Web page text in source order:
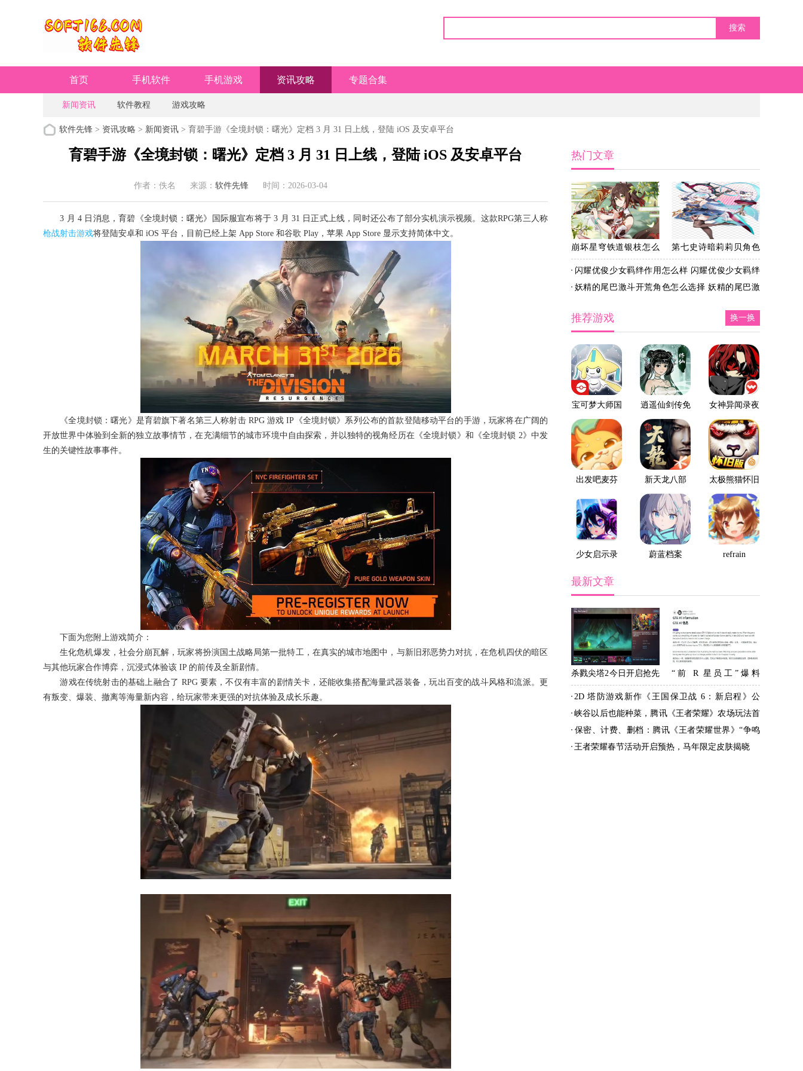
首页 手机软件 手机游戏 资讯攻略 专题合集
新闻资讯 软件教程 游戏攻略
软件先锋 > 资讯攻略 > 新闻资讯 > 育碧手游《全境封锁：曙光》定档 3 月 31 日上线，登陆 iOS 及安卓平台
育碧手游《全境封锁：曙光》定档 3 月 31 日上线，登陆 iOS 及安卓平台
作者：佚名 来源： 软件先锋 时间：2026-03-04
3 月 4 日消息，育碧《全境封锁：曙光》国际服宣布将于 3 月 31 日正式上线，同时还公布了部分实机演示视频。这款RPG第三人称
枪战射击游戏将登陆安卓和 iOS 平台，目前已经上架 App Store 和谷歌 Play，苹果 App Store 显示支持简体中文。
《全境封锁：曙光》是育碧旗下著名第三人称射击 RPG 游戏 IP《全境封锁》系列公布的首款登陆移动平台的手游，玩家将在广阔的
开放世界中体验到全新的独立故事情节，在充满细节的城市环境中自由探索，并以独特的视角经历在《全境封锁》和《全境封锁 2》中发
生的关键性故事事件。
下面为您附上游戏简介：
生化危机爆发，社会分崩瓦解，玩家将扮演国土战略局第一批特工，在真实的城市地图中，与新旧邪恶势力对抗，在危机四伏的暗区
与其他玩家合作博弈，沉浸式体验该 IP 的前传及全新剧情。
游戏在传统射击的基础上融合了 RPG 要素，不仅有丰富的剧情关卡，还能收集搭配海量武器装备，玩出百变的战斗风格和流派。更
有叛变、爆装、撤离等海量新内容，给玩家带来更强的对抗体验及成长乐趣。
热门文章
崩坏星穹铁道银枝怎么
配队 崩坏星穹铁道银枝
配队推荐
第七史诗暗莉莉贝角色
怎么培养 第七史诗暗莉
莉贝角色培养攻略
闪耀优俊少女羁绊作用怎么样 闪耀优俊少女羁绊
作用介绍
妖精的尾巴激斗开荒角色怎么选择 妖精的尾巴激
推荐游戏 换一换
宝可梦大师国
际服
逍遥仙剑传免
广告版
女神异闻录夜
幕魅影
出发吧麦芬 新天龙八部
太极熊猫怀旧
版
少女启示录 蔚蓝档案 refrain
最新文章
杀戮尖塔2今日开启抢先
体验，定位现代牌组构
建式肉鸽游戏
“前 R 星员工”爆料
《GTA 6》游戏细节：
支持自定义文本对话
NPC
2D 塔防游戏新作《王国保卫战 6：新启程》公
布，登陆 PC 和手机
峡谷以后也能种菜，腾讯《王者荣耀》农场玩法首
曝保密、计费、删档：腾讯《王者荣耀世界》“争鸣
测试”招募开启，覆盖 PC、安卓、iOS、云游戏端
王者荣耀春节活动开启预热，马年限定皮肤揭晓